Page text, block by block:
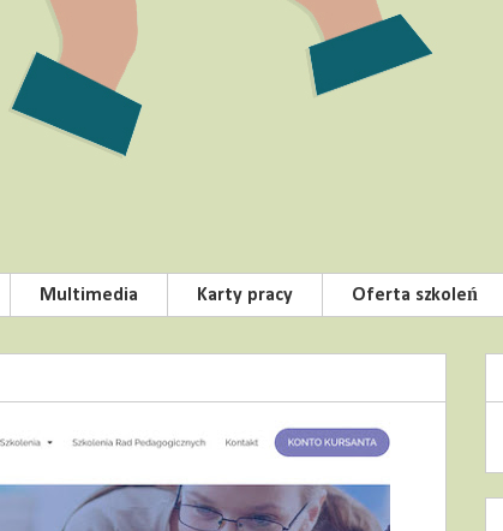
Multimedia Karty pracy Oferta szkoleń